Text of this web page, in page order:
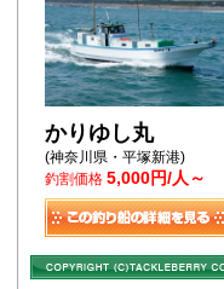
かりゆし丸
(神奈川県・平塚新港)
釣割価格 5,000円/人～